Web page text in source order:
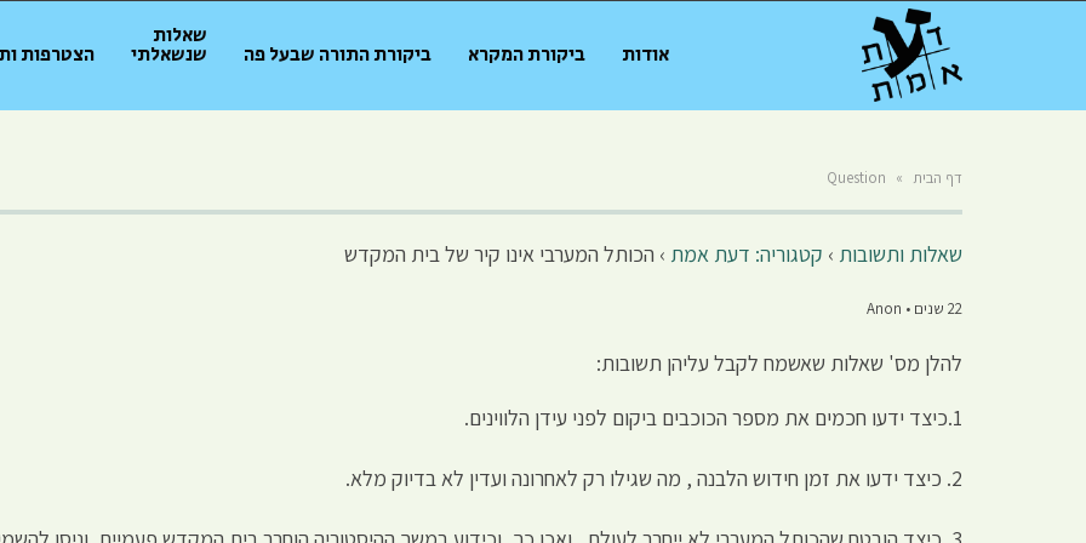
אודות ביקורת המקרא ביקורת התורה שבעל פה
שאלות
שנשאלתי הצטרפות
דף הבית »
Question
שאלות ותשובות › קטגוריה: דעת אמת › הכותל המערבי אינו קיר של בית המקדש
22 שנים • Anon
להלן מס' שאלות שאשמח לקבל עליהן תשובות:
1.כיצד ידעו חכמים את מספר הכוכבים ביקום לפני עידן הלווינים.
2. כיצד ידעו את זמן חידוש הלבנה , מה שגילו רק לאחרונה ועדין לא בדיוק מלא.